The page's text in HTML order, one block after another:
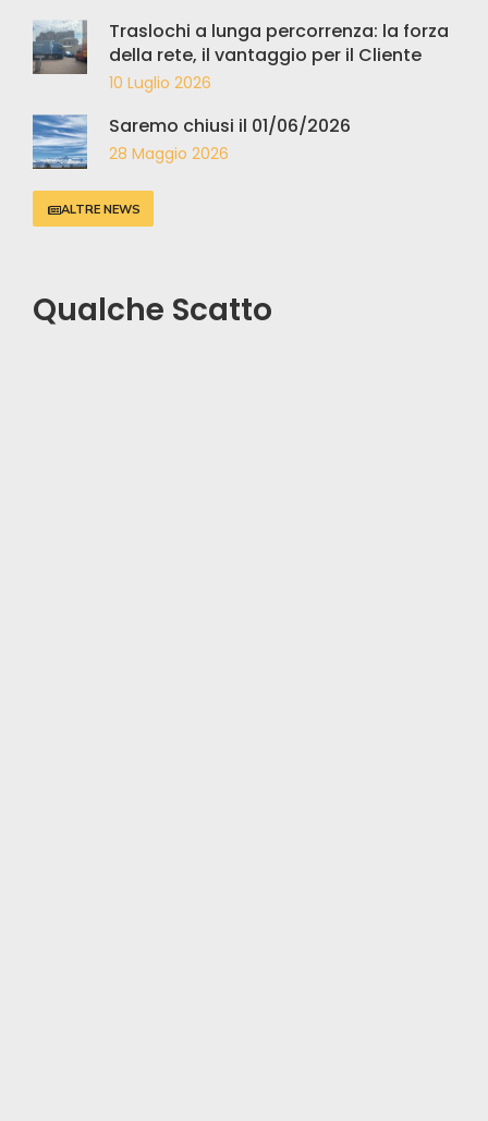
Traslochi a lunga percorrenza: la forza
della rete, il vantaggio per il Cliente
10 Luglio 2026
Saremo chiusi il 01/06/2026
28 Maggio 2026
ALTRE NEWS
Qualche Scatto